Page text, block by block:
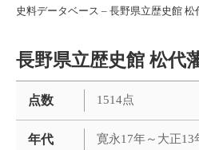
史料データベース – 長野県立歴史館
長野県立歴史館 松代
点数 1514点
年代 寛永17年～大正13